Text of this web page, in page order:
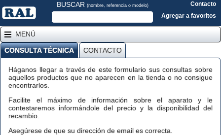
BUSCAR (nombre, referencia o modelo)
Contacto
Agregar a favoritos
MENÚ
CONSULTA TÉCNICA CONTACTO
Háganos llegar a través de este formulario sus consultas sobre
aquellos productos que no aparecen en la tienda o no consigue
encontrarlos.
Facilite el máximo de información sobre el aparato y le
contestaremos informándole del precio y la disponibilidad del
recambio.
Asegúrese de que su dirección de email es correcta.